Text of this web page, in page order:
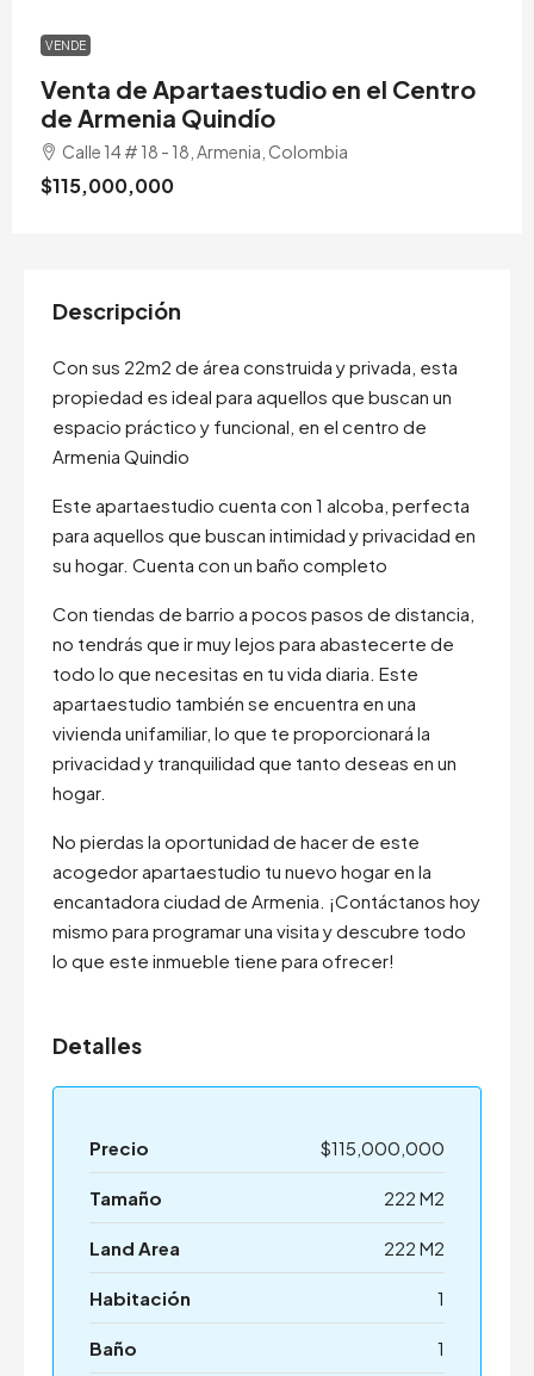
VENDE
Venta de Apartaestudio en el Centro
de Armenia Quindío
Calle 14 # 18 - 18, Armenia, Colombia
$115,000,000
Descripción
Con sus 22m2 de área construida y privada, esta
propiedad es ideal para aquellos que buscan un
espacio práctico y funcional, en el centro de
Armenia Quindio
Este apartaestudio cuenta con 1 alcoba, perfecta
para aquellos que buscan intimidad y privacidad en
su hogar. Cuenta con un baño completo
Con tiendas de barrio a pocos pasos de distancia,
no tendrás que ir muy lejos para abastecerte de
todo lo que necesitas en tu vida diaria. Este
apartaestudio también se encuentra en una
vivienda unifamiliar, lo que te proporcionará la
privacidad y tranquilidad que tanto deseas en un
hogar.
No pierdas la oportunidad de hacer de este
acogedor apartaestudio tu nuevo hogar en la
encantadora ciudad de Armenia. ¡Contáctanos hoy
mismo para programar una visita y descubre todo
lo que este inmueble tiene para ofrecer!
Detalles
Precio $115,000,000
Tamaño 222 M2
Land Area 222 M2
Habitación 1
Baño 1